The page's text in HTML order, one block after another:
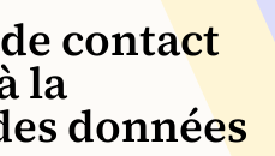
contact
la
données